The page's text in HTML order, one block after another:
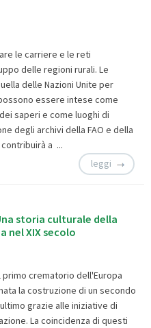
le carriere e le reti
delle regioni rurali. Le
delle Nazioni Unite per
essere intese come
saperi e come luoghi di
degli archivi della FAO e della
contribuirà a ...
leggi
storia culturale della
nel XIX secolo
primo crematorio dell'Europa
la costruzione di un secondo
grazie alle iniziative di
La coincidenza di questi